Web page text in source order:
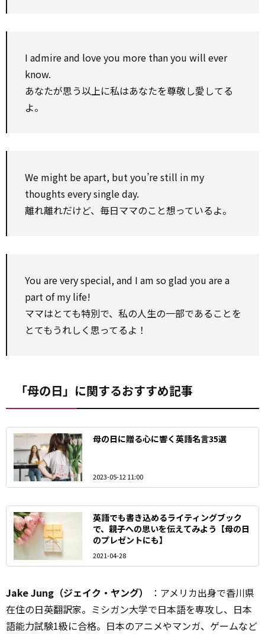
I admire and love you more than you will ever
know.
あなたが思う以上に私はあなたを尊敬し愛してる
よ。
We might be apart, but you’re still in my
thoughts every single day.
離れ離れだけど、毎日ママのこと想っているよ。
You are very special, and I am so glad you are a
part of my life!
ママはとても特別で、私の人生の一部であることを
とてもうれしく思ってるよ！
「母の日」に関するおすすめ記事
母の日に贈る心に響く英語名言35選
2023-05-12 11:00
英語でも書き込めるライティングブック
で、親子への思いを伝えてみよう【母の日
のプレゼントにも】
2021-04-28
Jake Jung（ジェイク・ヤング）
：アメリカ出身で香川県
在住の日英翻訳家。ミシガン大学で日本語を専攻し、日本
語能力試験1級に合格。日本のアニメやマンガ、ゲームなど